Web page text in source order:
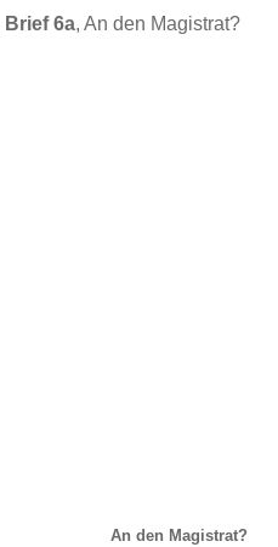
Brief 6a, An den Magistrat?
An den Magistrat?